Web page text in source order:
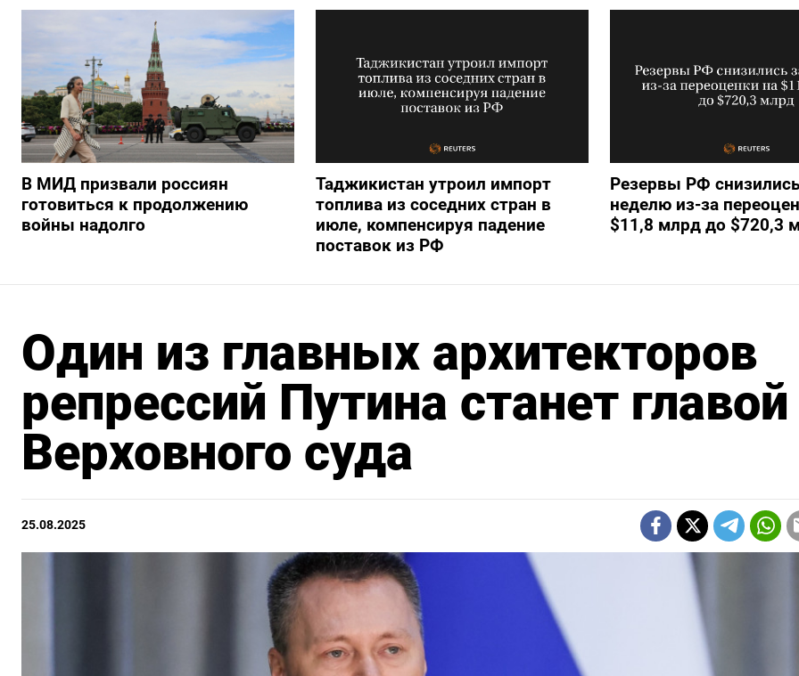
В МИД призвали россиян
готовиться к продолжению
войны надолго
Таджикистан утроил импорт
топлива из соседних стран в
июле, компенсируя падение
поставок из РФ
Резервы РФ
неделю из-за
$11,8 млрд до $720,3
Один из главных архитекторов
репрессий Путина станет главой
Верховного суда
25.08.2025